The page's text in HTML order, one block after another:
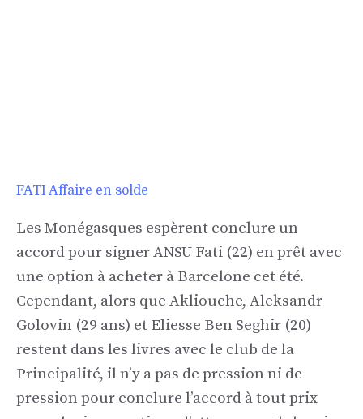
FATI Affaire en solde
Les Monégasques espèrent conclure un
accord pour signer ANSU Fati (22) en prêt avec
une option à acheter à Barcelone cet été.
Cependant, alors que Akliouche, Aleksandr
Golovin (29 ans) et Eliesse Ben Seghir (20)
restent dans les livres avec le club de la
Principalité, il n’y a pas de pression ni de
pression pour conclure l’accord à tout prix